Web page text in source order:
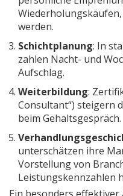
werden.
Schichtplanung: In
zahlen Nacht- und
Aufschlag.
Weiterbildung:
Consultant“) steigern
beim Gehaltsgespräch.
unterschätzen ihre
Vorstellung von
Leistungskennzahlen